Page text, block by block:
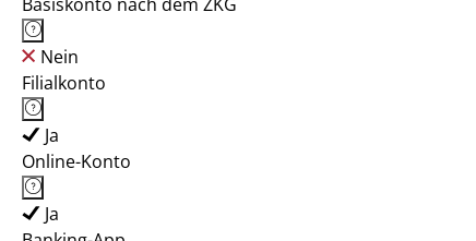
Nein
Filialkonto
Ja
Online-Konto
Ja